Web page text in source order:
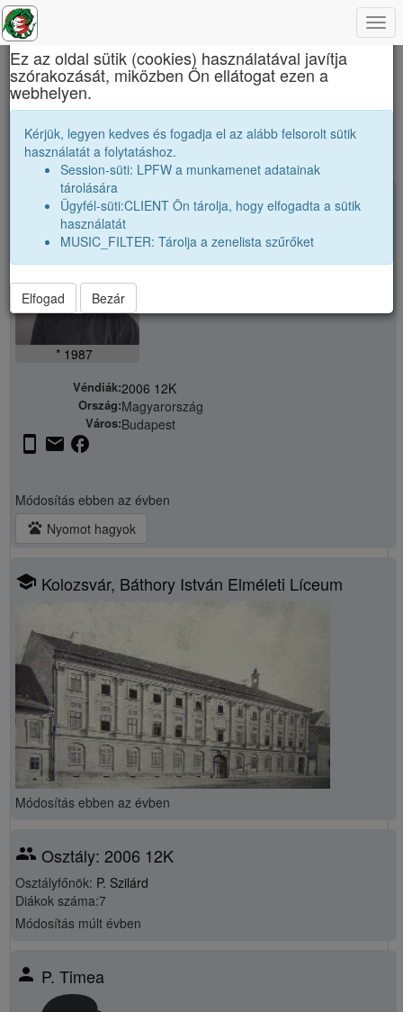
Báthory István Elméleti Líceum
I. Károly
* 1987
Véndiák:2006 12K
Ország:Magyarország
Város:Budapest
stay_current_portrait email facebook
Módosítás ebben az évben
pets Nyomot hagyok
school Kolozsvár, Báthory István Elméleti Líceum
Módosítás ebben az évben
group Osztály: 2006 12K
Osztályfőnök: P. Szilárd
Diákok száma:7
Módosítás múlt évben
person P. Timea
×
Ez az oldal sütik (cookies) használatával javítja
szórakozását, miközben Ön ellátogat ezen a
webhelyen.
Kérjük, legyen kedves és fogadja el az alább felsorolt sütik
használatát a folytatáshoz.
Session-süti: LPFW a munkamenet adatainak
tárolására
Ügyfél-süti:CLIENT Ön tárolja, hogy elfogadta a sütik
használatát
MUSIC_FILTER: Tárolja a zenelista szűrőket
Elfogad Bezár